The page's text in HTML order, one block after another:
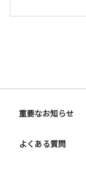
重要なお知らせ
よくある質問